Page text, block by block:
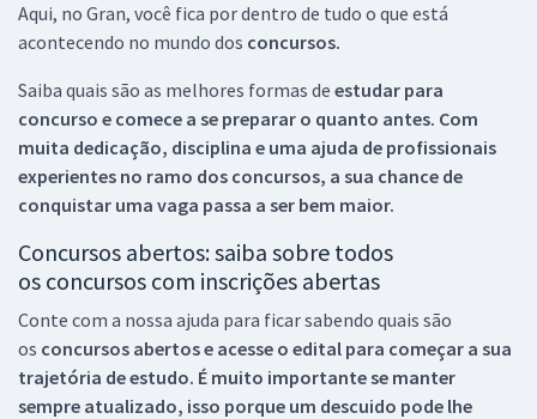
Aqui, no Gran, você fica por dentro de tudo o que está
acontecendo no mundo dos concursos.
Saiba quais são as melhores formas de estudar para
concurso e comece a se preparar o quanto antes. Com
muita dedicação, disciplina e uma ajuda de profissionais
experientes no ramo dos concursos, a sua chance de
conquistar uma vaga passa a ser bem maior.
Concursos abertos: saiba sobre todos
os concursos com inscrições abertas
Conte com a nossa ajuda para ficar sabendo quais são
os concursos abertos e acesse o edital para começar a sua
trajetória de estudo. É muito importante se manter
sempre atualizado, isso porque um descuido pode lhe